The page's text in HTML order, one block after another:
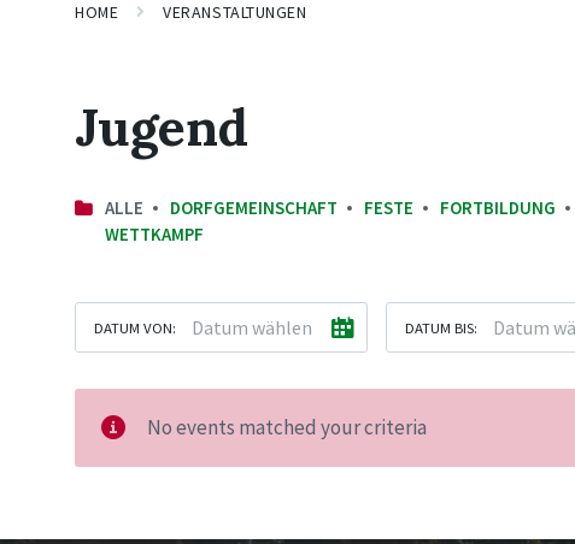
HOME VERANSTALTUNGEN
Jugend
ALLE DORFGEMEINSCHAFT FESTE FORTBILDUNG
WETTKAMPF
DATUM VON: DATUM BIS:
No events matched your criteria